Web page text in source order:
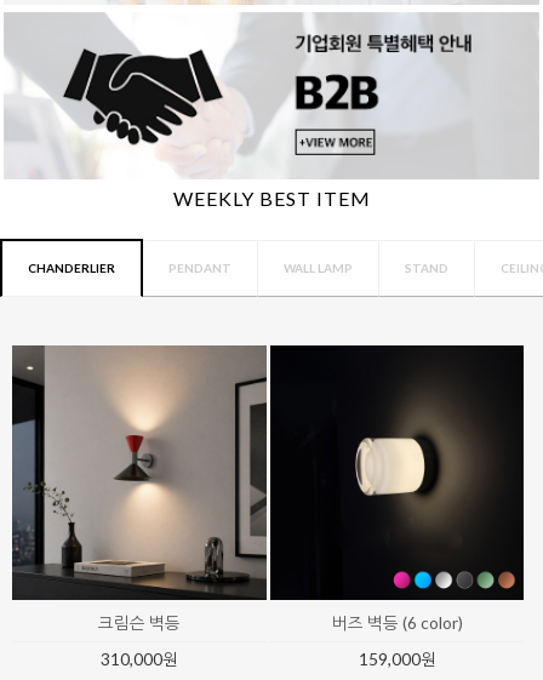
WEEKLY BEST ITEM
CHANDERLIER PENDANT WALL LAMP STAND
모아트 임페리얼 샹들리에
8,260,000원
비스크 글로우 54등 샹들리에 (약 14